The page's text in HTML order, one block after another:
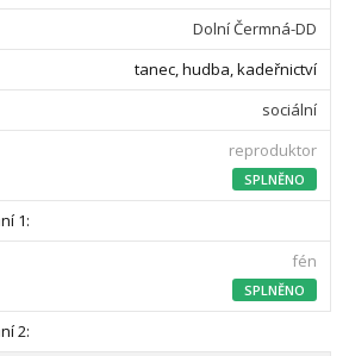
Dolní Čermná-DD
tanec, hudba, kadeřnictví
sociální
reproduktor
SPLNĚNO
fén
SPLNĚNO